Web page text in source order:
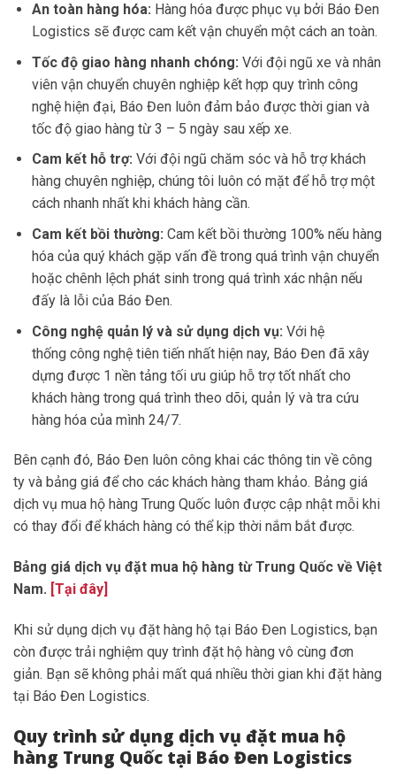
An toàn hàng hóa: Hàng hóa được phục vụ bởi Báo Đen
Logistics sẽ được cam kết vận chuyển một cách an toàn.
Tốc độ giao hàng nhanh chóng: Với đội ngũ xe và nhân
viên vận chuyển chuyên nghiệp kết hợp quy trình công
nghệ hiện đại, Báo Đen luôn đảm bảo được thời gian và
tốc độ giao hàng từ 3 – 5 ngày sau xếp xe.
Cam kết hỗ trợ: Với đội ngũ chăm sóc và hỗ trợ khách
hàng chuyên nghiệp, chúng tôi luôn có mặt để hỗ trợ một
cách nhanh nhất khi khách hàng cần.
Cam kết bồi thường: Cam kết bồi thường 100% nếu hàng
hóa của quý khách gặp vấn đề trong quá trình vận chuyển
hoặc chênh lệch phát sinh trong quá trình xác nhận nếu
đấy là lỗi của Báo Đen.
Công nghệ quản lý và sử dụng dịch vụ: Với hệ
thống công nghệ tiên tiến nhất hiện nay, Báo Đen đã xây
dựng được 1 nền tảng tối ưu giúp hỗ trợ tốt nhất cho
khách hàng trong quá trình theo dõi, quản lý và tra cứu
hàng hóa của mình 24/7.
Bên cạnh đó, Báo Đen luôn công khai các thông tin về công
ty và bảng giá để cho các khách hàng tham khảo. Bảng giá
dịch vụ mua hộ hàng Trung Quốc luôn được cập nhật mỗi khi
có thay đổi để khách hàng có thể kịp thời nắm bắt được.
Bảng giá dịch vụ đặt mua hộ hàng từ Trung Quốc về Việt
Nam. [Tại đây]
Khi sử dụng dịch vụ đặt hàng hộ tại Báo Đen Logistics, bạn
còn được trải nghiệm quy trình đặt hộ hàng vô cùng đơn
giản. Bạn sẽ không phải mất quá nhiều thời gian khi đặt hàng
tại Báo Đen Logistics.
Quy trình sử dụng dịch vụ đặt mua hộ
hàng Trung Quốc tại Báo Đen Logistics